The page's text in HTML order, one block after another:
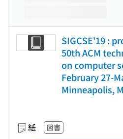
SIGCSE'19 :
50th ACM
on computer
February 27-
Minneapolis,
紙 図書